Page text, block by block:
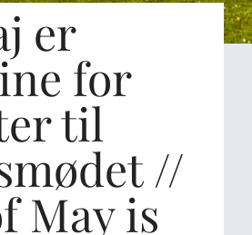
er
for
til
//
May is